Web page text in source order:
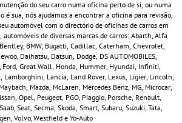
do seu carro numa oficina perto de si, ou numa
é sua, nós ajudamos a encontrar a oficina para revisão,
automóvel com o directório de oficinas de carros em
automóveis de diversas marcas de carros: Abarth, Alfa
BMW, Bugatti, Cadillac, Caterham, Chevrolet,
Daihatsu, Datsun, Dodge, DS AUTOMOBILES,
Great Wall, Honda, Hummer, Hyundai, Infiniti,
Lamborghini, Lancia, Land Rover, Lexus, Ligier, Lincoln,
Mazda, McLaren, Mercedes Benz, MG, Microcar,
Opel, Peugeot, PGO, Piaggio, Porsche, Renault,
Seat, Secma, Skoda, Smart, Subaru, Suzuki, Tata,
Volvo, Westfield e Yo-Auto